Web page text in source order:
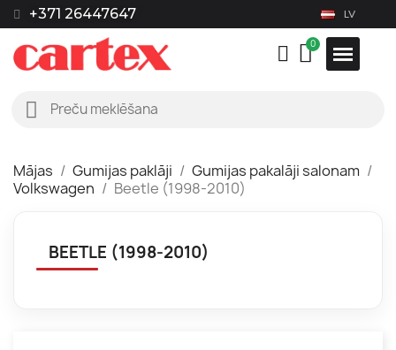
+371 26447647 LV
Mājas Gumijas paklāji
Gumijas pakalāji salonam
Volkswagen
Beetle (1998-2010)
BEETLE (1998-2010)